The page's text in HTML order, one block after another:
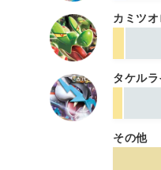
カミツ
タケル
その他